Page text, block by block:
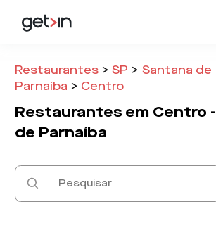
Restaurantes > SP > Santana de
Parnaíba > Centro
Restaurantes em Centro -
de Parnaíba